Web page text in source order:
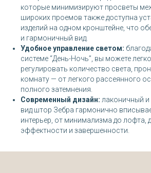
которые минимизируют просветы
широких проемов также доступна
изделий на одном кронштейне, что
и гармоничный вид.
Удобное управление светом:
системе “День-Ночь”, вы можете
регулировать количество света,
комнату — от легкого рассеянного
полного затемнения.
Современный дизайн: лаконичный
вид штор Зебра гармонично
интерьер, от минимализма до лофта,
эффектности и завершенности.